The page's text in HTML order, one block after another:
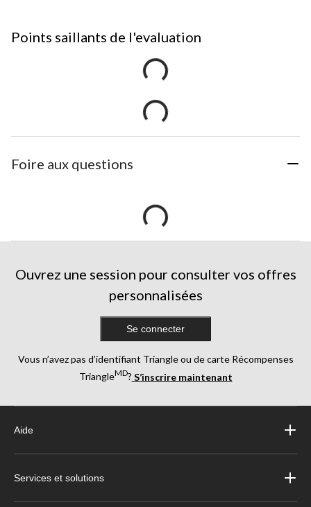
Points saillants de l'evaluation
Foire aux questions
Ouvrez une session pour consulter vos offres
personnalisées
Se connecter
Vous n’avez pas d’identifiant Triangle ou de carte Récompenses
TriangleMD? S’inscrire maintenant
Aide
Services et solutions